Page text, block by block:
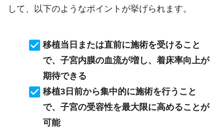
して、以下のようなポイントが挙げられます。
移植当日または直前に施術を受けること
で、子宮内膜の血流が増し、着床率向上が
期待できる
移植3日前から集中的に施術を行うこと
で、子宮の受容性を最大限に高めることが
可能